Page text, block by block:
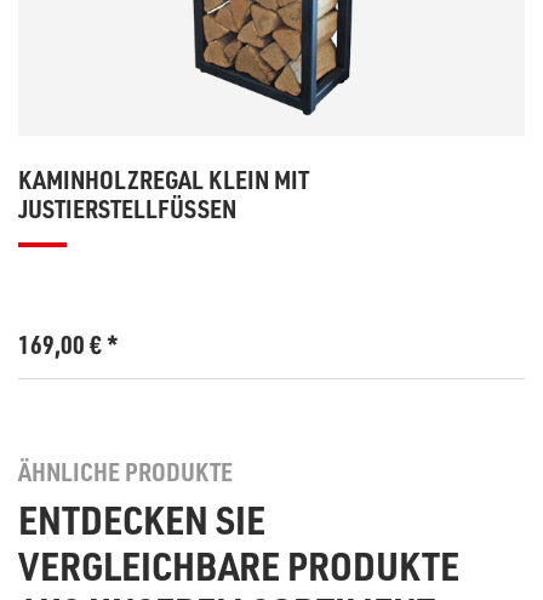
KAMINHOLZREGAL KLEIN MIT
JUSTIERSTELLFÜSSEN
169,00€*
ÄHNLICHE PRODUKTE
ENTDECKEN SIE
VERGLEICHBARE PRODUKTE